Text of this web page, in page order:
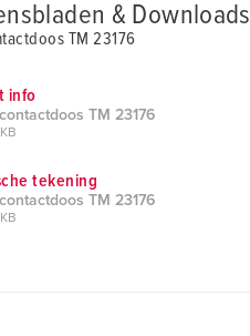
& Downloads
TM 23176
info
TM 23176
tekening
TM 23176